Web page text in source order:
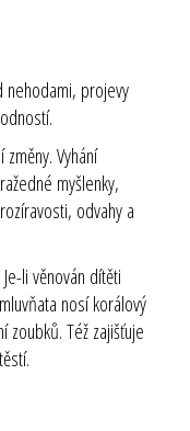
nehodami, projevy
Vyhání
myšlenky,
odvahy a
li věnován dítěti
nosí korálový
Též zajišťuje